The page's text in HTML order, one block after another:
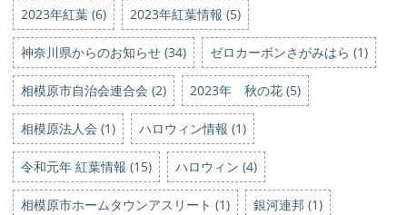
2023年紅葉 (6) 2023年紅葉情報 (5)
神奈川県からのお知らせ (34) ゼロカーボンさがみはら (1)
相模原市自治会連合会 (2) 2023年 秋の花 (5)
相模原法人会 (1) ハロウィン情報 (1)
令和元年 紅葉情報 (15) ハロウィン (4)
相模原市ホームタウンアスリート (1) 銀河連邦 (1)